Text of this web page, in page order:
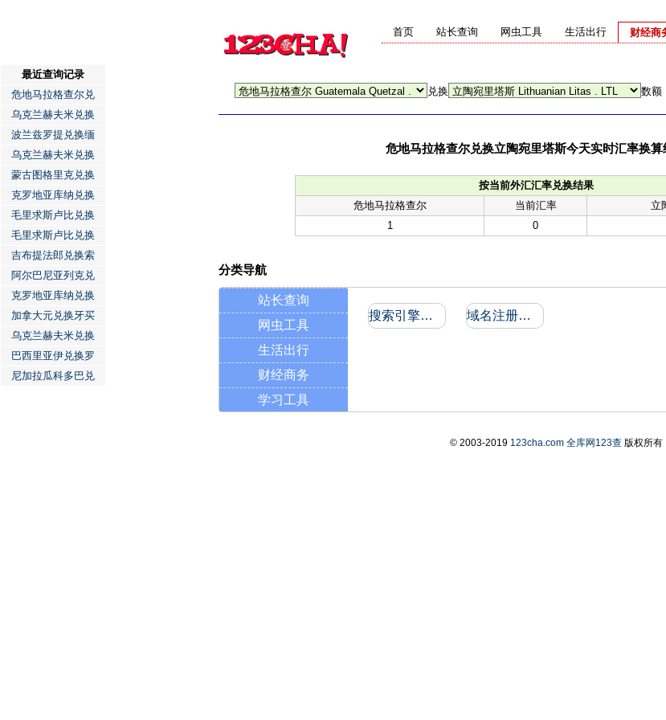
首页 站长查询 网虫工具 生活出行
财经商
兑换 数额
危地马拉格查尔兑换立陶宛里塔斯今天实时汇率换算
按当前外汇汇率兑换结果
危地马拉格查尔
当前汇率
立
1
0
最近查询记录
危地马拉格查尔兑
乌克兰赫夫米兑换
波兰兹罗提兑换缅
乌克兰赫夫米兑换
蒙古图格里克兑换
克罗地亚库纳兑换
毛里求斯卢比兑换
毛里求斯卢比兑换
吉布提法郎兑换索
阿尔巴尼亚列克兑
克罗地亚库纳兑换
加拿大元兑换牙买
乌克兰赫夫米兑换
巴西里亚伊兑换罗
尼加拉瓜科多巴兑
分类导航
站长查询
网虫工具
生活出行
财经商务
学习工具
搜索引擎收录和反向链接 域名注册信息
© 2003-2019 123cha.com 全库网123查版权所有